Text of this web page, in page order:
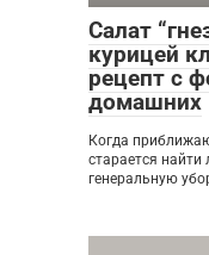
Салат
курицей
рецепт с
домашних
Когда
старается
генеральную